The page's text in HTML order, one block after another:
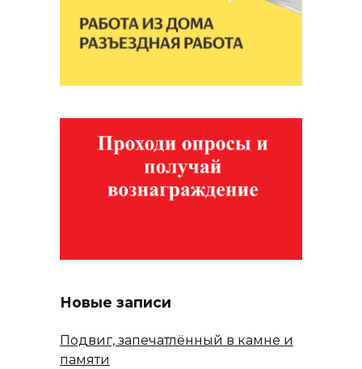
Новые записи
Подвиг, запечатлённый в камне и
памяти